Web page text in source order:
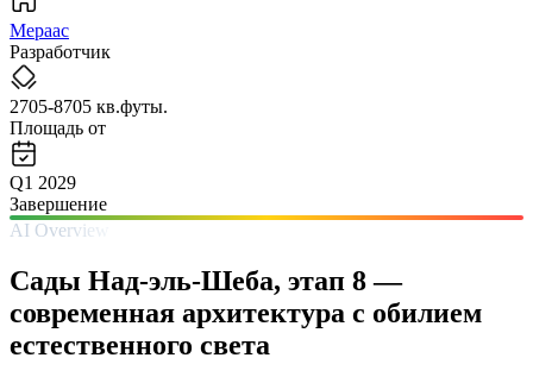
Мераас
Разработчик
2705-8705 кв.футы.
Площадь от
Q1 2029
Завершение
AI Overview
Сады Над-эль-Шеба, этап 8 —
современная архитектура с обилием
естественного света